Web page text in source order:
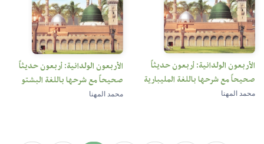
الأربعون الولدانية: أربعون حديثاً
صحيحاً مع شرحها باللغة البشتو
محمد المهنا
الأربعون الولدانية: أربعون حديثاً
صحيحاً مع شرحها باللغة المليبارية
محمد المهنا